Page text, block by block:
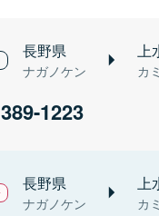
長野県
ナガノケン
上
カ
389-1223
長野県
ナガノケン
上
カ